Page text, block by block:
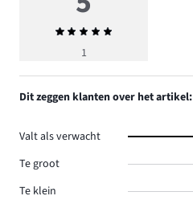
Gemiddelde
beoordeling
1
Dit zeggen klanten over het artikel:
Valt als verwacht
Te groot
Te klein